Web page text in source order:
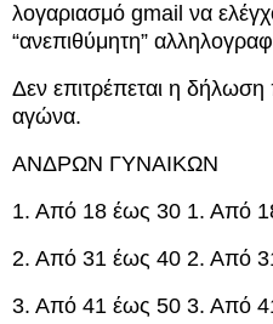
λογαριασμό gmail να
“ανεπιθύμητη”
Δεν επιτρέπεται η
αγώνα.
ΑΝΔΡΩΝ ΓΥΝΑΙΚΩΝ
1. Από 18 έως 30 1. Από
2. Από 31 έως 40 2. Από
3. Από 41 έως 50 3. Από